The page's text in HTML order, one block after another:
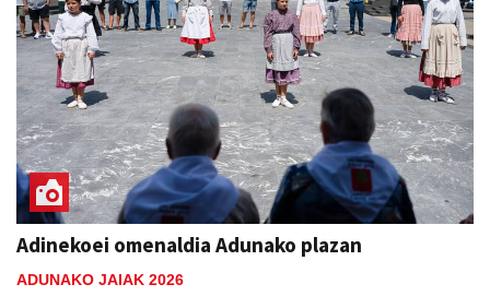
Adinekoei omenaldia Adunako plazan
ADUNAKO JAIAK 2026